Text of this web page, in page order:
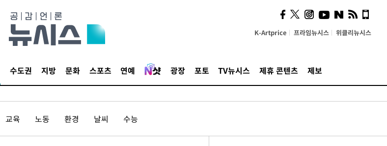
K-Artprice 프라임뉴시스 위클리뉴시스
수도권 지방 문화 스포츠 연예 광장 포토 TV뉴시스 제휴 콘텐츠 제보
교육 노동 환경 날씨 수능
사이 해답 찾았죠"…알을
깨고 나온 '초자아'